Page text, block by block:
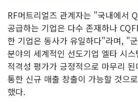
RF머트리얼즈 관계자는 "국내에서
공급하는 기업은 다수 존재하나
한 기업은 동사가 유일하다"라며, "
분야의 세계적인 선도기업 엘타 시
적격성 평가가 긍정적으로 마무리
통한 신규 매출 창출이 가능할 것으
했다.